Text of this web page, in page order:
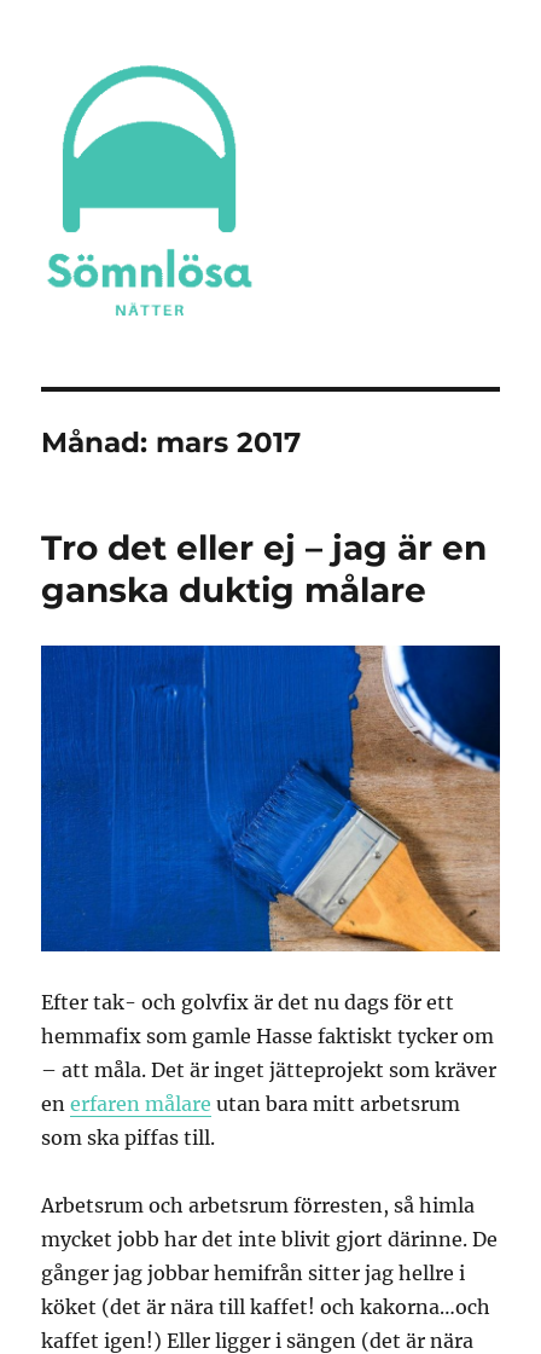
Månad: mars 2017
Tro det eller ej – jag är en
ganska duktig målare
Efter tak- och golvfix är det nu dags för ett
hemmafix som gamle Hasse faktiskt tycker om
– att måla. Det är inget jätteprojekt som kräver
enerfaren målare utan bara mitt arbetsrum
som ska piffas till.
Arbetsrum och arbetsrum förresten, så himla
mycket jobb har det inte blivit gjort därinne. De
gånger jag jobbar hemifrån sitter jag hellre i
köket (det är nära till kaffet! och kakorna…och
kaffet igen!) Eller ligger i sängen (det är nära